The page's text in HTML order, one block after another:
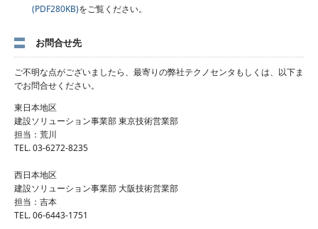
(PDF280KB)をご覧ください。
お問合せ先
ご不明な点がございましたら、最寄りの弊社テクノセンタもしくは、以下ま
でお問合せください。
東日本地区
建設ソリューション事業部 東京技術営業部
担当：荒川
TEL. 03-6272-8235
西日本地区
建設ソリューション事業部 大阪技術営業部
担当：吉本
TEL. 06-6443-1751